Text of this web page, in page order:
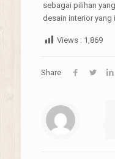
sebagai pilihan
desain interior
Views : 1,869
Share